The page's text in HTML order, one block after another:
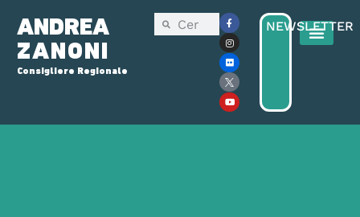
ANDREA
ZANONI
Consigliere Regionale
NEWSLETTER